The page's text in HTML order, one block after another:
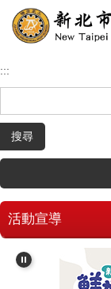
跳
到
內
:::
搜尋
回首頁
學生和家長專區
活動宣導